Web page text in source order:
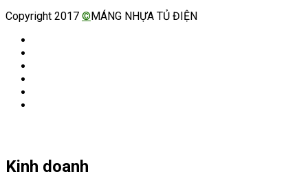
Copyright 2017 © MÁNG NHỰA TỦ ĐIỆN
Kinh doanh